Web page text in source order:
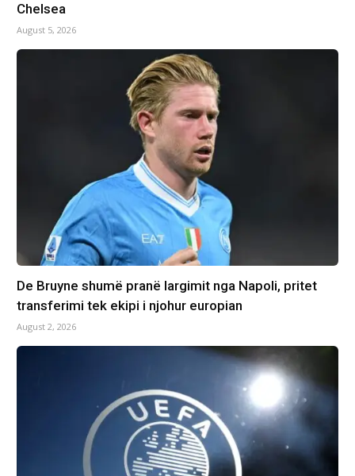
Chelsea
August 5, 2026
De Bruyne shumë pranë largimit nga Napoli, pritet
transferimi tek ekipi i njohur europian
August 2, 2026